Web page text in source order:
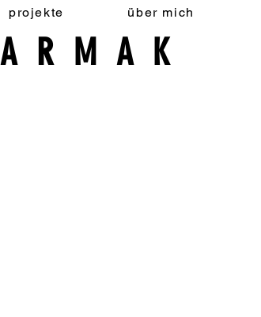
projekte über mich